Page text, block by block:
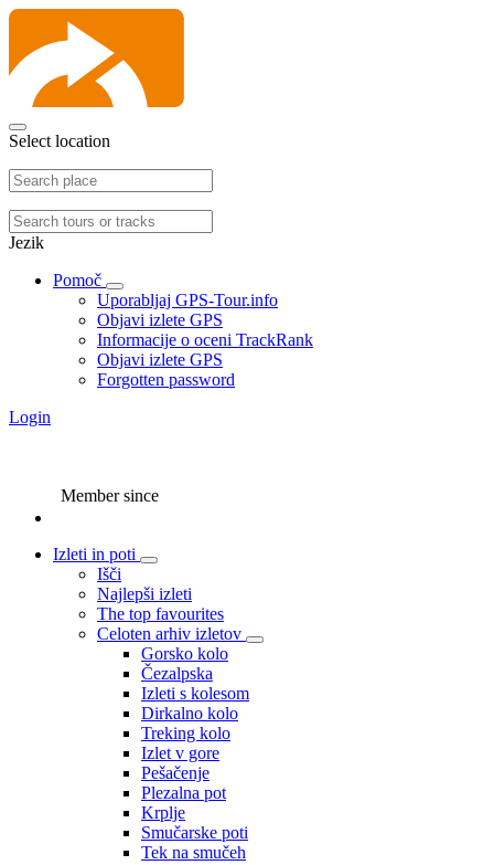
Select location
Jezik
Pomoč
Uporabljaj GPS-Tour.info
Objavi izlete GPS
Informacije o oceni TrackRank
Objavi izlete GPS
Forgotten password
Login
Member since
Izleti in poti
Išči
Najlepši izleti
The top favourites
Celoten arhiv izletov
Gorsko kolo
Čezalpska
Izleti s kolesom
Dirkalno kolo
Treking kolo
Izlet v gore
Pešačenje
Plezalna pot
Krplje
Smučarske poti
Tek na smučeh